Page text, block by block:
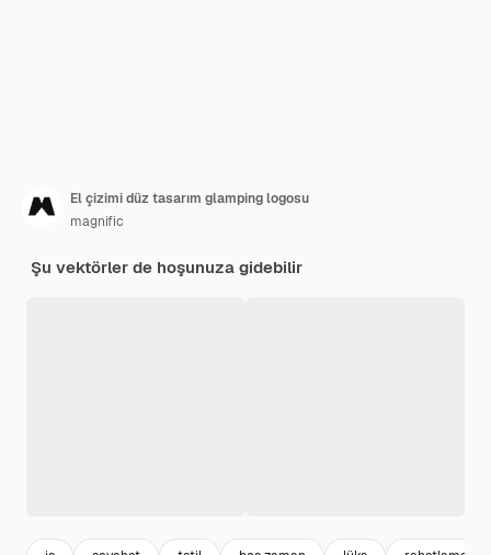
El çizimi düz tasarım glamping logosu
magnific
Şu vektörler de hoşunuza gidebilir